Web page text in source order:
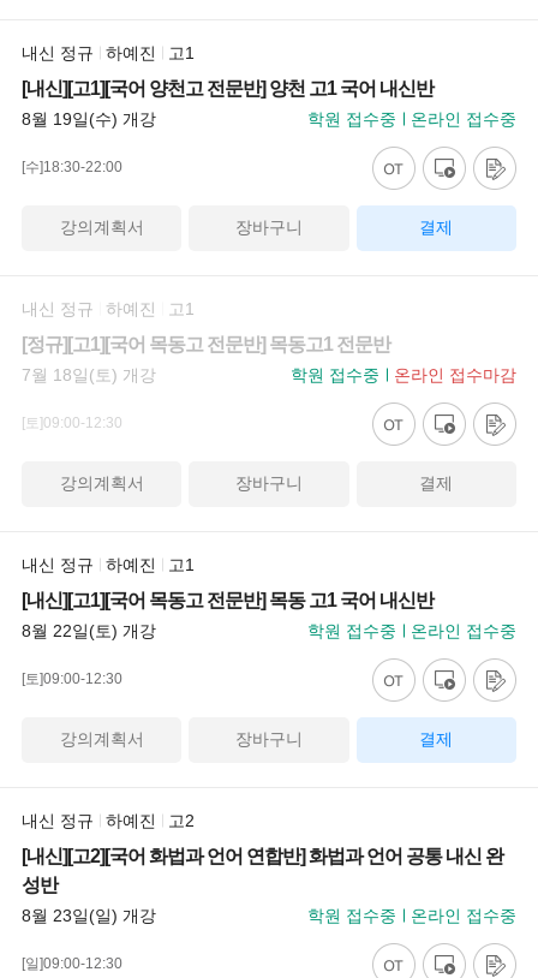
내신 정규 하예진 고1
[내신][고1][국어 양천고 전문반] 양천 고1 국어 내신반
8월 19일(수) 개강 학원 접수중 온라인 접수중
[수]18:30-22:00
강의계획서 장바구니 결제
내신 정규 하예진 고1
[정규][고1][국어 목동고 전문반] 목동고1 전문반
7월 18일(토) 개강 학원 접수중 온라인 접수마감
[토]09:00-12:30
강의계획서 장바구니 결제
내신 정규 하예진 고1
[내신][고1][국어 목동고 전문반] 목동 고1 국어 내신반
8월 22일(토) 개강 학원 접수중 온라인 접수중
[토]09:00-12:30
강의계획서 장바구니 결제
내신 정규 하예진 고2
[내신][고2][국어 화법과 언어 연합반] 화법과 언어 공통 내신 완
성반
8월 23일(일) 개강 학원 접수중 온라인 접수중
[일]09:00-12:30